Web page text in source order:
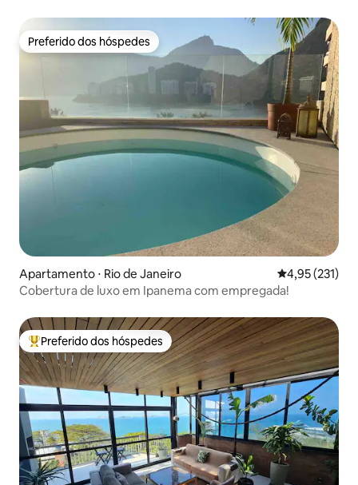
Preferido dos hóspedes
Preferido dos hóspedes
Apartamento ⋅ Rio de Janeiro 4,95 de uma
4,95 (231)
Cobertura de luxo em Ipanema com empregada!
Entre os melhores preferidos dos hóspedes
Preferido dos hóspedes